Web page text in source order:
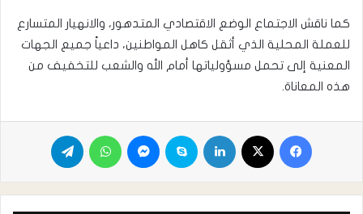
كما ناقش الاجتماع الوضع الاقتصادي المتدهور، والانهيار المتسارع
للعملة المحلية الذي أثقل كاهل المواطنين، داعياً جميع الجهات
المعنية إلى تحمل مسؤولياتها أمام الله والشعب للتخفيف من
هذه المعاناة.